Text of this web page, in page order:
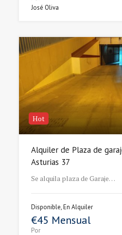
José Oliva
Hot
Alquiler de Plaza de
Asturias 37
Se alquila plaza de Garaje…
Disponible, En Alquiler
€45 Mensual
Por